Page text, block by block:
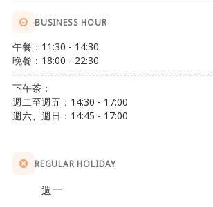
BUSINESS HOUR
午餐：11:30 - 14:30
晚餐：18:00 - 22:30
----------------------------------------------------------
下午茶：
週二至週五：14:30 - 17:00
週六、週日：14:45 - 17:00
REGULAR HOLIDAY
週一